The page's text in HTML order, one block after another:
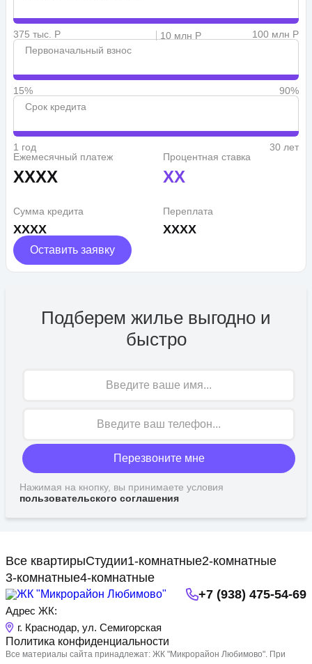
375 тыс. Р 10 млн Р
100 млн Р
Первоначальный взнос
15%
90%
Срок кредита
1 год
30 лет
Ежемесячный платеж
XXXX
Процентная ставка
XX
Сумма кредита
XXXX
Переплата
XXXX
Оставить заявку
Подберем жилье выгодно и
быстро
Перезвоните мне
Нажимая на кнопку, вы принимаете условия
пользовательского соглашения
Все квартирыСтудии1-комнатные2-комнатные
3-комнатные4-комнатные
Адрес ЖК:
г. Краснодар, ул. Семигорская
+7 (938) 475-54-69
Политика конфиденциальности
Все материалы сайта принадлежат: ЖК "Микрорайон Любимово". При